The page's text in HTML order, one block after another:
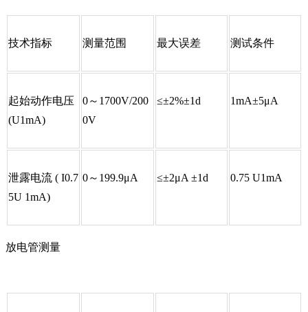
技术指标 测量范围 最大误差 测试条件
起始动作电压
(U1mA)
0～1700V/200
0V
≤±2%±1d 1mA±5μA
泄露电流 ( I0.7
5U 1mA)
0～199.9μA ≤±2μA ±1d 0.75 U1mA
放电管测量